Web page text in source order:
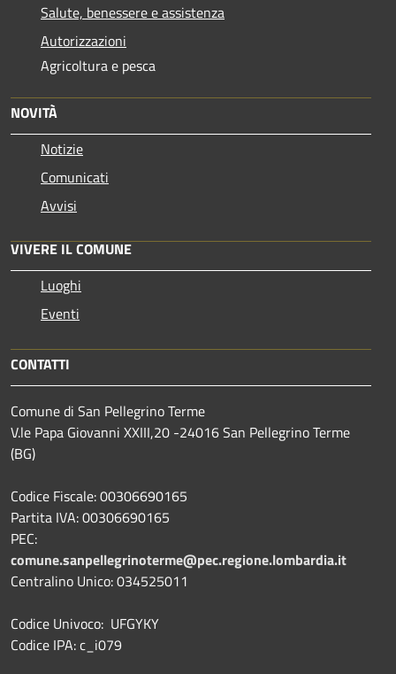
Salute, benessere e assistenza
Autorizzazioni
Agricoltura e pesca
NOVITÀ
Notizie
Comunicati
Avvisi
VIVERE IL COMUNE
Luoghi
Eventi
CONTATTI
Comune di San Pellegrino Terme
V.le Papa Giovanni XXIII,20 -24016 San Pellegrino Terme
(BG)
Codice Fiscale: 00306690165
Partita IVA: 00306690165
PEC:
comune.sanpellegrinoterme@pec.regione.lombardia.it
Centralino Unico: 034525011
Codice Univoco: UFGYKY
Codice IPA: c_i079